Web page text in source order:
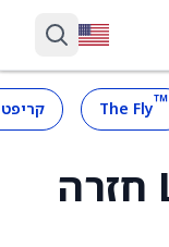
™
The Fly
Laser Photonics חזרה